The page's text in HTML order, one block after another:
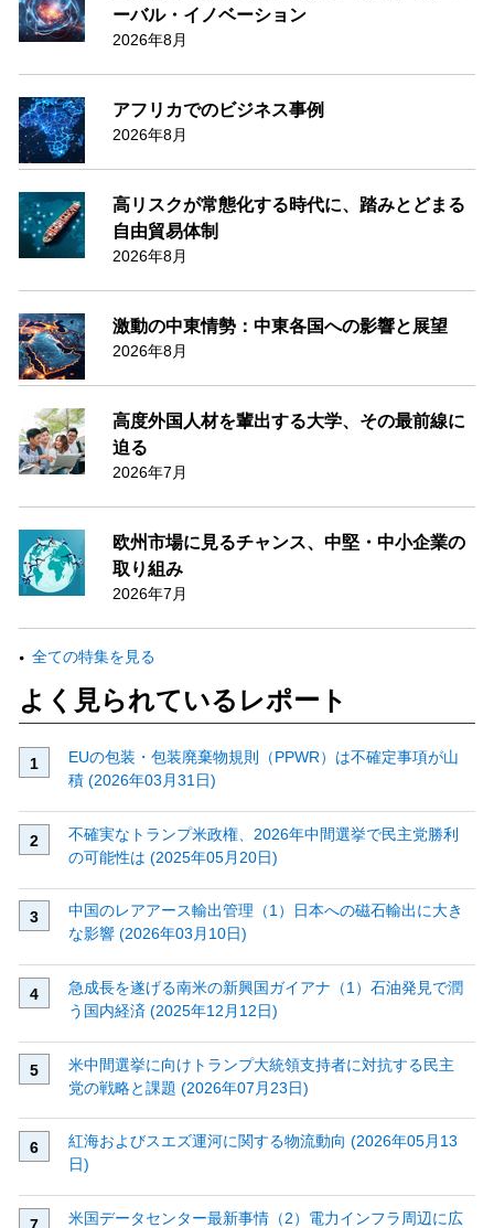
ーバル・イノベーション
2026年8月
アフリカでのビジネス事例
2026年8月
高リスクが常態化する時代に、踏みとどまる
自由貿易体制
2026年8月
激動の中東情勢：中東各国への影響と展望
2026年8月
高度外国人材を輩出する大学、その最前線に
迫る
2026年7月
欧州市場に見るチャンス、中堅・中小企業の
取り組み
2026年7月
全ての特集を見る
よく見られているレポート
EUの包装・包装廃棄物規則（PPWR）は不確定事項が山
積 (2026年03月31日)
不確実なトランプ米政権、2026年中間選挙で民主党勝利
の可能性は (2025年05月20日)
中国のレアアース輸出管理（1）日本への磁石輸出に大き
な影響 (2026年03月10日)
急成長を遂げる南米の新興国ガイアナ（1）石油発見で潤
う国内経済 (2025年12月12日)
米中間選挙に向けトランプ大統領支持者に対抗する民主
党の戦略と課題 (2026年07月23日)
紅海およびスエズ運河に関する物流動向 (2026年05月13
日)
米国データセンター最新事情（2）電力インフラ周辺に広